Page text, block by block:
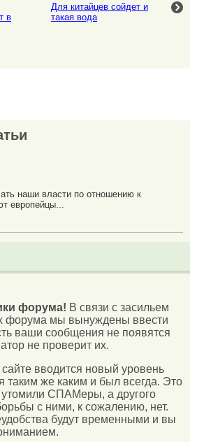
в
Для китайцев сойдет и
такая вода
наши власти по отношению к
европейцы...
форума! В связи с засильем
форума мы вынуждены ввести
ваши сообщения не появятся
не проверит их.
сайте вводится новый уровень
таким же каким и был всегда. Это
утомили СПАМеры, а другого
с ними, к сожалению, нет.
будут временными и вы